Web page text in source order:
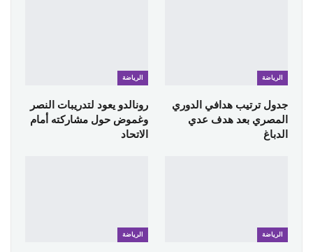
الرياضة
جدول ترتيب هدافي الدوري
المصري بعد هدف عدي
الدباغ
الرياضة
رونالدو يعود لتدريبات النصر
وغموض حول مشاركته أمام
الاتحاد
الرياضة الرياضة